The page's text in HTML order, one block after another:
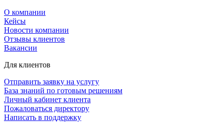
О компании
Кейсы
Новости компании
Отзывы клиентов
Вакансии
Для клиентов
Отправить заявку на услугу
База знаний по готовым решениям
Личный кабинет клиента
Пожаловаться директору
Написать в поддержку